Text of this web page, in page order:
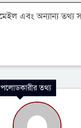
এবং অন্যান্য তথ্য
তথ্য